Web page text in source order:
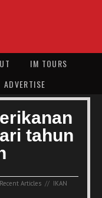
IM TOURS
ADVERTISE
tahun
Recent Articles // IKAN